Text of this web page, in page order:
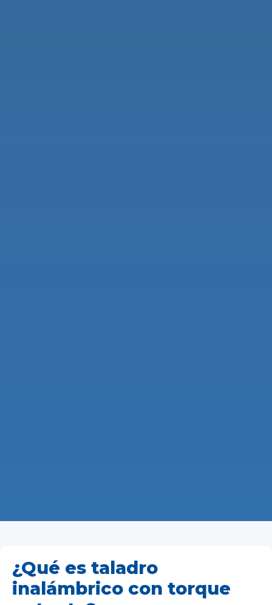
¿Qué es taladro
inalámbrico con torque